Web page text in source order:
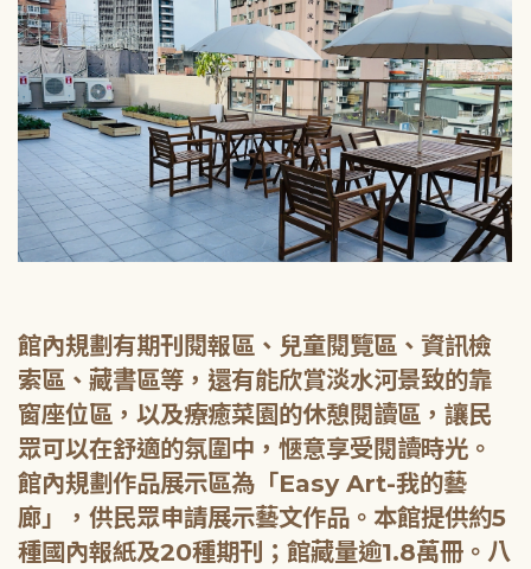
館內規劃有期刊閱報區、兒童閱覽區、資訊檢
索區、藏書區等，還有能欣賞淡水河景致的靠
窗座位區，以及療癒菜園的休憩閱讀區，讓民
眾可以在舒適的氛圍中，愜意享受閱讀時光。
館內規劃作品展示區為「Easy Art-我的藝
廊」，供民眾申請展示藝文作品。本館提供約5
種國內報紙及20種期刊；館藏量逾1.8萬冊。八